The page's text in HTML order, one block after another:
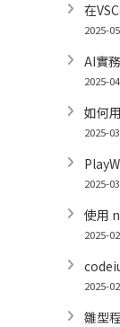
在
2025-
AI實
2025-
如何
2025-
2025-
使用
2025-
2025-
雛型